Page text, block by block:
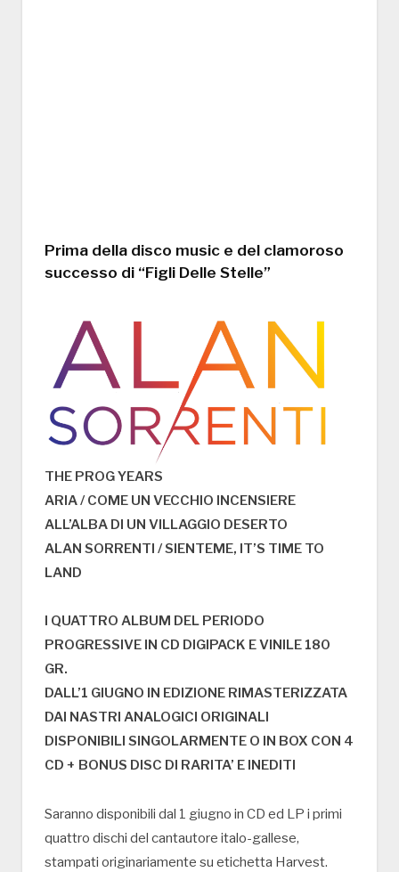
Prima della disco music e del clamoroso
successo di “Figli Delle Stelle”
THE PROG YEARS
ARIA / COME UN VECCHIO INCENSIERE
ALL’ALBA DI UN VILLAGGIO DESERTO
ALAN SORRENTI / SIENTEME, IT’S TIME TO
LAND
I QUATTRO ALBUM DEL PERIODO
PROGRESSIVE IN CD DIGIPACK E VINILE 180
GR.
DALL’1 GIUGNO IN EDIZIONE RIMASTERIZZATA
DAI NASTRI ANALOGICI ORIGINALI
DISPONIBILI SINGOLARMENTE O IN BOX CON 4
CD + BONUS DISC DI RARITA’ E INEDITI
Saranno disponibili dal 1 giugno in CD ed LP i primi
quattro dischi del cantautore italo-gallese,
stampati originariamente su etichetta Harvest.